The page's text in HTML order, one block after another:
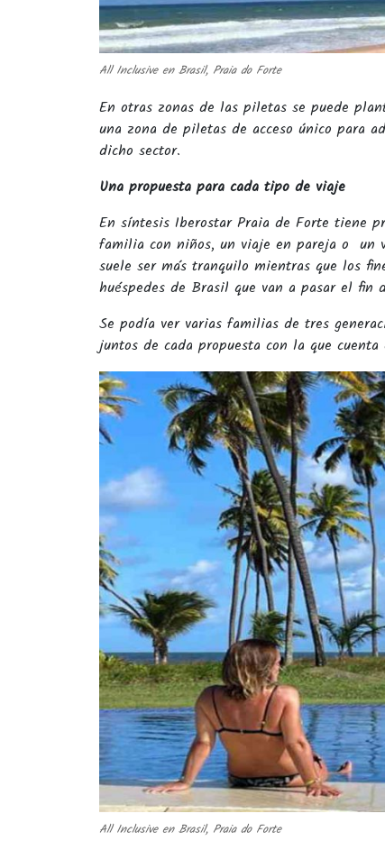
All Inclusive en Brasil, Praia do Forte
En otras zonas de las piletas se puede
una zona de piletas de acceso único para
dicho sector.
Una propuesta para cada tipo de viaje
En síntesis Iberostar Praia de Forte tiene
familia con niños, un viaje en pareja o un
suele ser más tranquilo mientras que los
huéspedes de Brasil que van a pasar el fin
Se podía ver varias familias de tres
juntos de cada propuesta con la que
All Inclusive en Brasil, Praia do Forte